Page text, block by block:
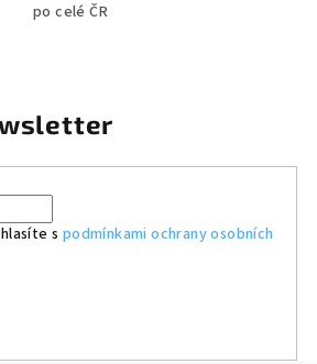
po celé ČR
s podmínkami ochrany osobních